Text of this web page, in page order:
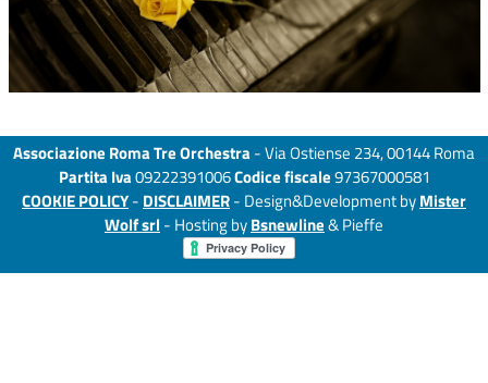
Associazione Roma Tre Orchestra- Via Ostiense 234, 00144 Roma
Partita Iva09222391006Codice fiscale97367000581
COOKIE POLICY- DISCLAIMER- Design&Development byMister
Wolf srl - Hosting byBsnewline& Pieffe